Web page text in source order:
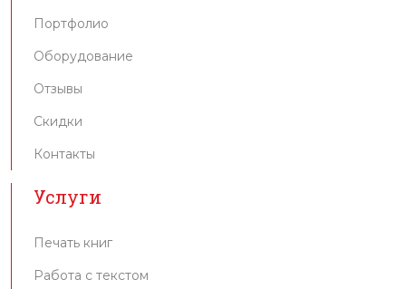
Портфолио
Оборудование
Отзывы
Скидки
Контакты
Услуги
Печать книг
Работа с текстом